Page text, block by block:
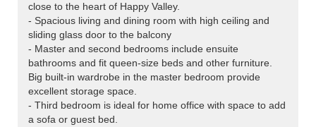
close to the heart of Happy Valley.
- Spacious living and dining room with high ceiling and
sliding glass door to the balcony
- Master and second bedrooms include ensuite
bathrooms and fit queen-size beds and other furniture.
Big built-in wardrobe in the master bedroom provide
excellent storage space.
- Third bedroom is ideal for home office with space to add
a sofa or guest bed.